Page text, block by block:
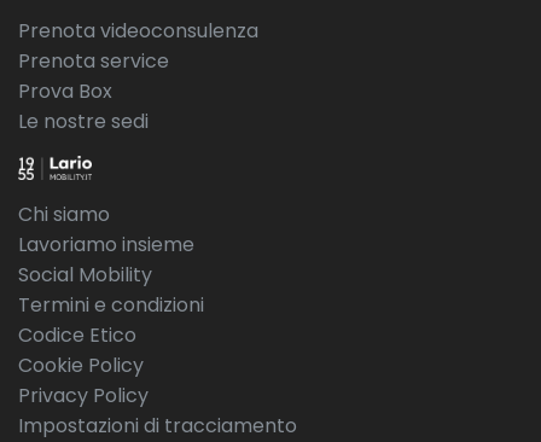
Prenota videoconsulenza
Prenota service
Prova Box
Le nostre sedi
Chi siamo
Lavoriamo insieme
Social Mobility
Termini e condizioni
Codice Etico
Cookie Policy
Privacy Policy
Impostazioni di tracciamento